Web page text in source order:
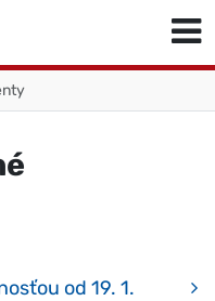
od 19. 1.